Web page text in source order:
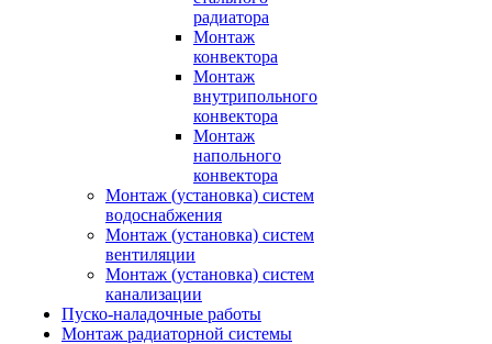
радиатора
Монтаж
конвектора
Монтаж
внутрипольного
конвектора
Монтаж
напольного
конвектора
Монтаж (установка) систем
водоснабжения
Монтаж (установка) систем
вентиляции
Монтаж (установка) систем
канализации
Пуско-наладочные работы
Монтаж радиаторной системы